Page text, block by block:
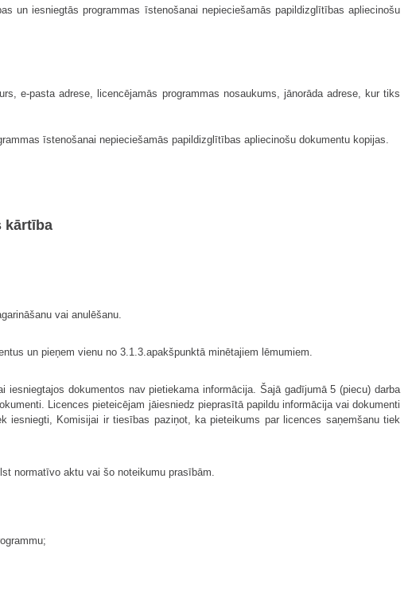
un iesniegtās programmas īstenošanai nepieciešamās papildizglītības apliecinošu
e-pasta adrese, licencējamās programmas nosaukums, jānorāda adrese, kur tiks
īstenošanai nepieciešamās papildizglītības apliecinošu dokumentu kopijas.
kārtība
vai anulēšanu.
un pieņem vienu no 3.1.3.apakšpunktā minētajiem lēmumiem.
dokumentos nav pietiekama informācija. Šajā gadījumā 5 (piecu) darba
Licences pieteicējam jāiesniedz pieprasītā papildu informācija vai dokumenti
iesniegti, Komisijai ir tiesības paziņot, ka pieteikums par licences saņemšanu tiek
normatīvo aktu vai šo noteikumu prasībām.